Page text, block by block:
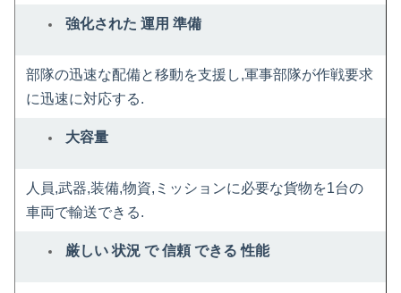
強化された 運用 準備
部隊の迅速な配備と移動を支援し,軍事部隊が作戦要求
に迅速に対応する.
大容量
人員,武器,装備,物資,ミッションに必要な貨物を1台の
車両で輸送できる.
厳しい 状況 で 信頼 できる 性能